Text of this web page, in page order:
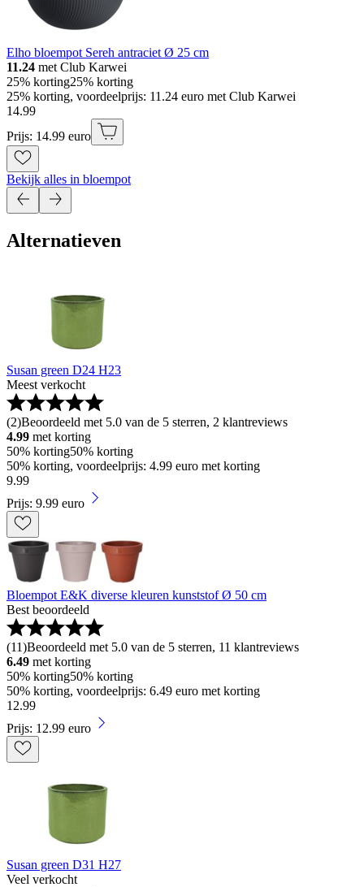
Elho bloempot Sereh antraciet Ø 25 cm
11.24 met Club Karwei
25% korting25% korting
25% korting, voordeelprijs: 11.24 euro met Club Karwei
14.99
Prijs: 14.99 euro
Bekijk alles in bloempot
Alternatieven
Susan green D24 H23
Meest verkocht
(2)Beoordeeld met 5.0 van de 5 sterren, 2 klantreviews
4.99 met korting
50% korting50% korting
50% korting, voordeelprijs: 4.99 euro met korting
9.99
Prijs: 9.99 euro
Bloempot E&K diverse kleuren kunststof Ø 50 cm
Best beoordeeld
(11)Beoordeeld met 5.0 van de 5 sterren, 11 klantreviews
6.49 met korting
50% korting50% korting
50% korting, voordeelprijs: 6.49 euro met korting
12.99
Prijs: 12.99 euro
Susan green D31 H27
Veel verkocht